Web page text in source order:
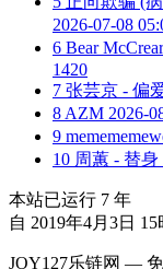
2026-07-08
6 Bear
1420
7 张芸京 - 偏
8 AZM 2026-
9
10 周蕙 - 替身
本站已运行 7 年
自 2019年4月3日
JOY127乐链网 —